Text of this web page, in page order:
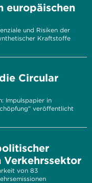
europäischen
und Risiken der
Kraftstoffe
Circular
Impulspapier in
veröffentlicht
Verkehrssektor
von 83